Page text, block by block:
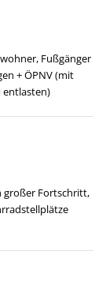
Fußgänger
+ ÖPNV (mit
entlasten)
großer Fortschritt,